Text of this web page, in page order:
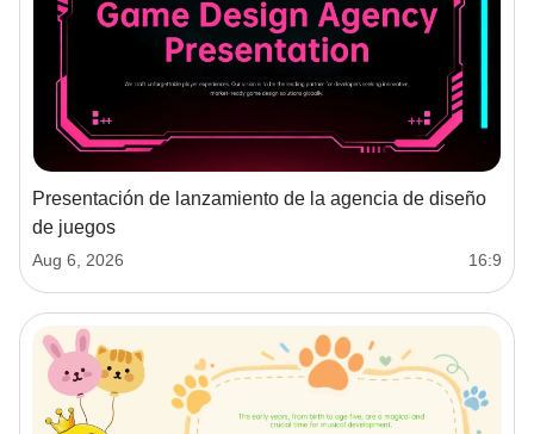
Presentación de lanzamiento de la agencia de diseño
de juegos
Aug 6, 2026 16:9